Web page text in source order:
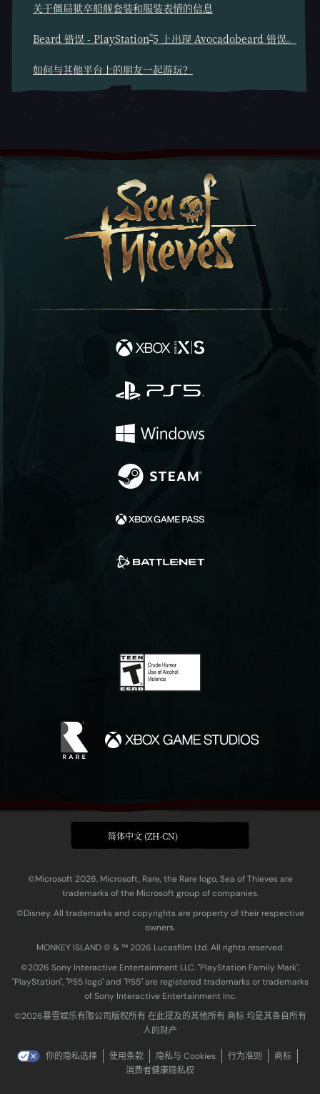
关于僵局狱卒船舰套装和服装表情的信息
Beard 错误 - PlayStation®5 上出现 Avocadobeard 错误。
如何与其他平台上的朋友一起游玩？
简体中文 (ZH-CN)
©Microsoft 2026. Microsoft, Rare, the Rare logo, Sea of Thieves are
trademarks of the Microsoft group of companies.
©Disney. All trademarks and copyrights are property of their respective
owners.
MONKEY ISLAND © & ™ 20‍26 Lucasfilm Ltd. All rights reserved.
©2026 Sony Interactive Entertainment LLC. "PlayStation Family Mark",
"PlayStation", "PS5 logo" and "PS5" are registered trademarks or trademarks
of Sony Interactive Entertainment Inc.
©2026暴雪娱乐有限公司版权所有 在此提及的其他所有 商标 均是其各自所有
人的财产
你的隐私选择 使用条款 隐私与 Cookies 行为准则
商标
消费者健康隐私权